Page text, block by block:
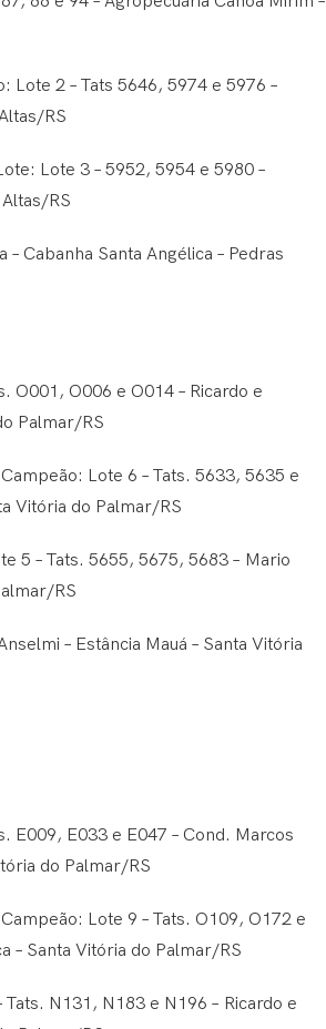
Lote 2 – Tats 5646, 5974 e 5976 –
RS
Lote 3 – 5952, 5954 e 5980 –
RS
Cabanha Santa Angélica – Pedras
O001, O006 e O014 – Ricardo e
Palmar/RS
Lote 6 – Tats. 5633, 5635 e
Vitória do Palmar/RS
5 – Tats. 5655, 5675, 5683 – Mario
RS
– Estância Mauá – Santa Vitória
E009, E033 e E047 – Cond. Marcos
do Palmar/RS
Lote 9 – Tats. O109, O172 e
– Santa Vitória do Palmar/RS
N131, N183 e N196 – Ricardo e